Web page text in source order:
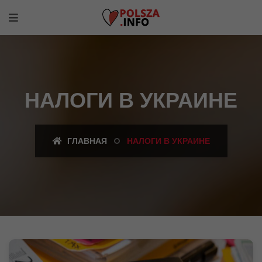
НАЛОГИ В УКРАИНЕ
ГЛАВНАЯ НАЛОГИ В УКРАИНЕ